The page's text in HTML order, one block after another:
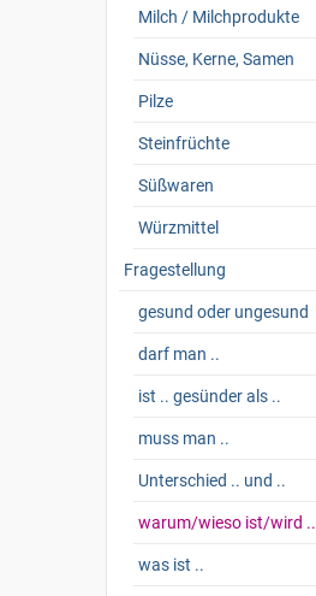
Milch / Milchprodukte
Nüsse, Kerne, Samen
Pilze
Steinfrüchte
Süßwaren
Würzmittel
Fragestellung
gesund oder ungesund
darf man ..
ist .. gesünder als ..
muss man ..
Unterschied .. und ..
warum/wieso ist/wird ..
was ist ..